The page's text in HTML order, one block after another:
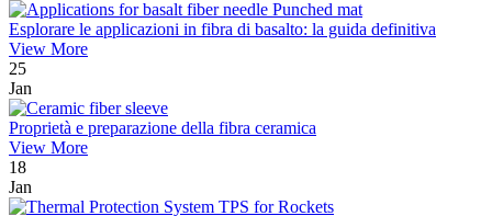
Esplorare le applicazioni in fibra di basalto: la guida definitiva
View More
25
Jan
Proprietà e preparazione della fibra ceramica
View More
18
Jan